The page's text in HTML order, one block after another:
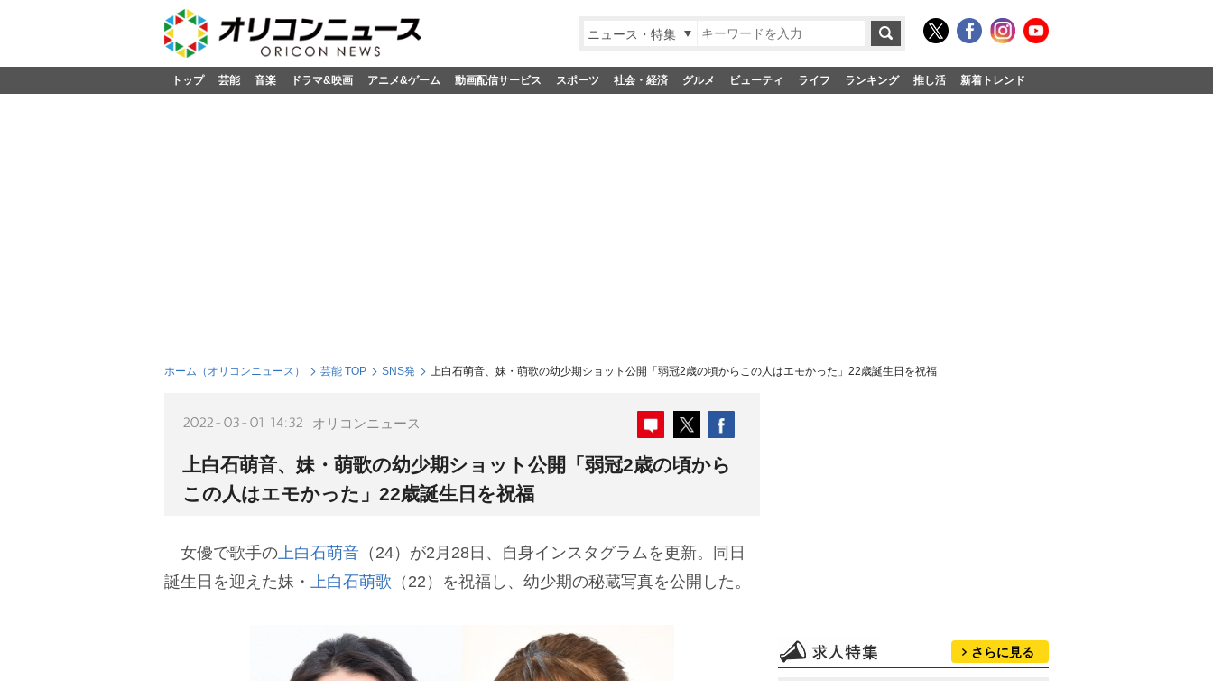
ニュース・特集
トップ 芸能 音楽 ドラマ&映画 アニメ&ゲーム 動画配信サービス スポーツ 社会・経済 グルメ ビューティ ライフ ランキング 推し活 新着トレンド
ホーム（オリコンニュース） 芸能 TOP SNS発 上白石萌音、妹・萌歌の幼少期ショット公開「弱冠2歳の頃からこの人はエモかった」22歳誕生日を祝福
2022-03-01 14:32 オリコンニュース
上白石萌音、妹・萌歌の幼少期ショット公開「弱冠2歳の頃から
この人はエモかった」22歳誕生日を祝福
女優で歌手の上白石萌音 （24）が2月28日、自身インスタグラムを更新。同日
誕生日を迎えた妹・ 上白石萌歌 （22）を祝福し、幼少期の秘蔵写真を公開した。
さらに見る